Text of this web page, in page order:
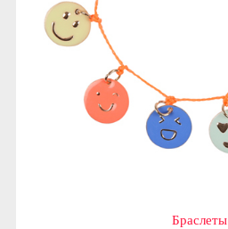
Браслеты